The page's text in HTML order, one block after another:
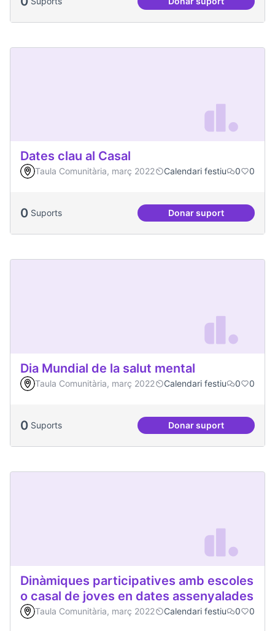
Convivim a
Dates clau al Casal
Taula Comunitària, març 2022 Calendari festiu 0 0
0 Suports Donar suportDates clau al Casal
Dia Mundial de la salut mental
Taula Comunitària, març 2022 Calendari festiu 0 0
0 Suports Donar suportDia Mundial de la
Dinàmiques participatives amb escoles
o casal de joves en dates assenyalades
Taula Comunitària, març 2022 Calendari festiu 0 0